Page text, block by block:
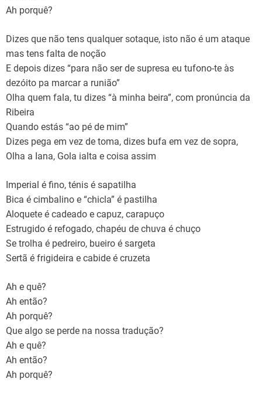
Ah porquê?
Dizes que não tens qualquer sotaque, isto não é um ataque
mas tens falta de noção
E depois dizes “para não ser de supresa eu tufono-te às
dezóito pa marcar a runião”
Olha quem fala, tu dizes “à minha beira”, com pronúncia da
Ribeira
Quando estás “ao pé de mim”
Dizes pega em vez de toma, dizes bufa em vez de sopra,
Olha a Iana, Gola ialta e coisa assim
Imperial é fino, ténis é sapatilha
Bica é cimbalino e “chicla” é pastilha
Aloquete é cadeado e capuz, carapuço
Estrugido é refogado, chapéu de chuva é chuço
Se trolha é pedreiro, bueiro é sargeta
Sertã é frigideira e cabide é cruzeta
Ah e quê?
Ah então?
Ah porquê?
Que algo se perde na nossa tradução?
Ah e quê?
Ah então?
Ah porquê?